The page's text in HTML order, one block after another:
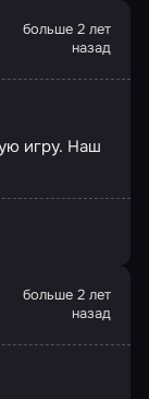
больше 2 лет
назад
игру. Наш
больше 2 лет
назад